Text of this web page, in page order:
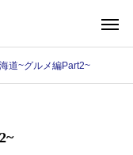
道~グルメ編Part2~